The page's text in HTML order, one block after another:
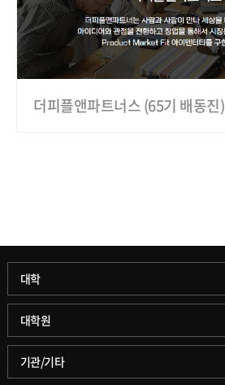
더피플앤파트너스 (65기 배동진)
대학
과학기술대학
약학대학
글로벌비즈니스대학
대학원
일반대학원
문화스포츠대학원
기관/기타
학술정보원(도서관)